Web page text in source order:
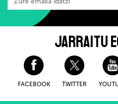
JARRAITU
FACEBOOK TWITTER